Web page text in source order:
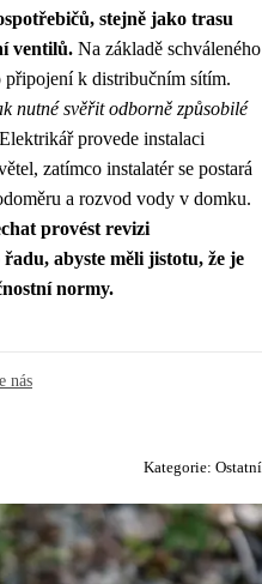
stejně jako trasu
ventilů. Na základě schváleného
připojení k distribučním sítím.
nutné svěřit odborně způsobilé
Elektrikář provede instalaci
zatímco instalatér se postará
a rozvod vody v domku.
provést revizi
abyste měli jistotu, že je
normy.
nás
Kategorie: Ostatní